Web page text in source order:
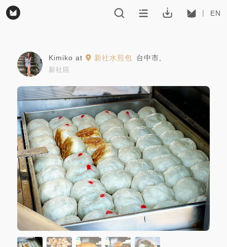
EN
Kimiko at 新社水煎包 台中市
新社區